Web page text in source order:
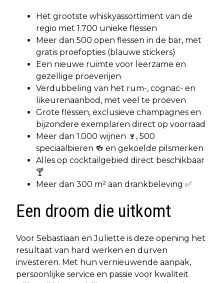
Het grootste whiskyassortiment van de
regio met 1.700 unieke flessen
Meer dan 500 open flessen in de bar, met
gratis proefopties (blauwe stickers)
Een nieuwe ruimte voor leerzame en
gezellige proeverijen
Verdubbeling van het rum-, cognac- en
likeurenaanbod, met veel te proeven
Grote flessen, exclusieve champagnes en
bijzondere exemplaren direct op voorraad
Meer dan 1.000 wijnen 🍷, 500
speciaalbieren 🍻 en gekoelde pilsmerken
Alles op cocktailgebied direct beschikbaar
🍸
Meer dan 300 m² aan drankbeleving ✅
Een droom die uitkomt
Voor Sebastiaan en Juliette is deze opening het
resultaat van hard werken en durven
investeren. Met hun vernieuwende aanpak,
persoonlijke service en passie voor kwaliteit